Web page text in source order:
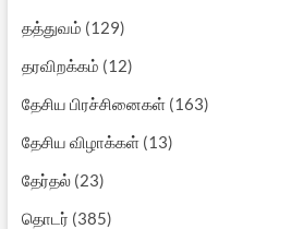
தத்துவம் (129)
தரவிறக்கம் (12)
தேசிய பிரச்சினைகள்(163)
தேசிய விழாக்கள்(13)
தேர்தல்(23)
தொடர் (385)